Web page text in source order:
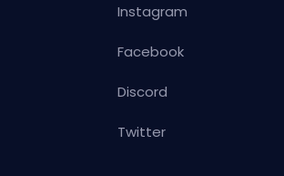
Instagram
Facebook
Discord
Twitter